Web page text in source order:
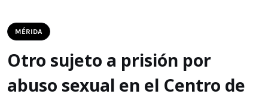
MÉRIDA
Otro sujeto a prisión por
abuso sexual en el Centro de